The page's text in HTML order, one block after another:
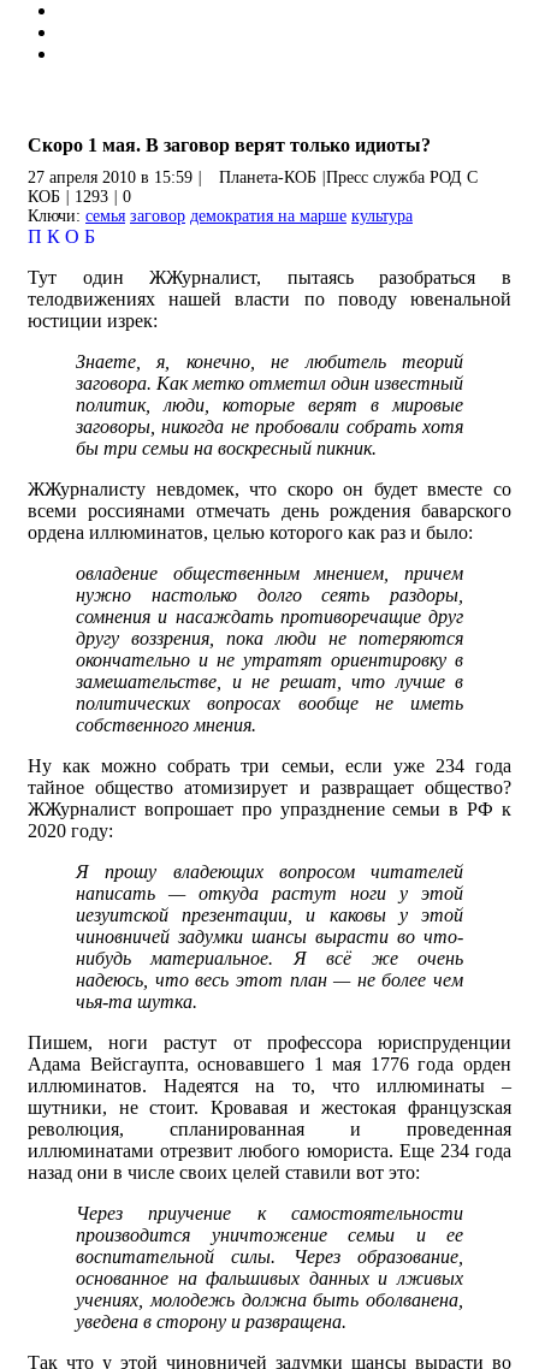
Скоро 1 мая. В заговор верят только идиоты?
27 апреля 2010 в 15:59 Планета-КОБ Пресс служба РОД С
КОБ
1293
0
Ключи: семья заговор демократия на марше культура
П К О Б
Тут один ЖЖурналист, пытаясь разобраться в
телодвижениях нашей власти по поводу ювенальной
юстиции изрек:
Знаете, я, конечно, не любитель теорий
заговора. Как метко отметил один известный
политик, люди, которые верят в мировые
заговоры, никогда не пробовали собрать хотя
бы три семьи на воскресный пикник.
ЖЖурналисту невдомек, что скоро он будет вместе со
всеми россиянами отмечать день рождения баварского
ордена иллюминатов, целью которого как раз и было:
овладение общественным мнением, причем
нужно настолько долго сеять раздоры,
сомнения и насаждать противоречащие друг
другу воззрения, пока люди не потеряются
окончательно и не утратят ориентировку в
замешательстве, и не решат, что лучше в
политических вопросах вообще не иметь
собственного мнения.
Ну как можно собрать три семьи, если уже 234 года
тайное общество атомизирует и развращает общество?
ЖЖурналист вопрошает про упразднение семьи в РФ к
2020 году:
Я прошу владеющих вопросом читателей
написать — откуда растут ноги у этой
иезуитской презентации, и каковы у этой
чиновничей задумки шансы вырасти во что-
нибудь материальное. Я всё же очень
надеюсь, что весь этот план — не более чем
чья-та шутка.
Пишем, ноги растут от профессора юриспруденции
Адама Вейсгаупта, основавшего 1 мая 1776 года орден
иллюминатов. Надеятся на то, что иллюминаты –
шутники, не стоит. Кровавая и жестокая французская
революция, спланированная и проведенная
иллюминатами отрезвит любого юмориста. Еще 234 года
назад они в числе своих целей ставили вот это:
Через приучение к самостоятельности
производится уничтожение семьи и ее
воспитательной силы. Через образование,
основанное на фальшивых данных и лживых
учениях, молодежь должна быть оболванена,
уведена в сторону и развращена.
Так что у этой чиновничей задумки шансы вырасти во